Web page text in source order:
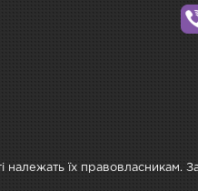
їх правовласникам.